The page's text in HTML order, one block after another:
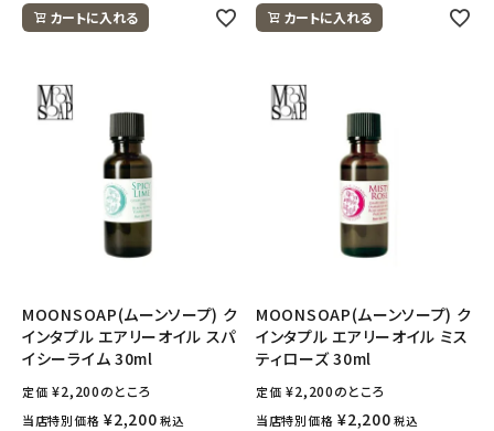
カートに入れる カートに入れる
MOONSOAP(ムーンソープ) ク
インタプル エアリーオイル スパ
イシーライム 30ml
定価 ¥2,200のところ
当店特別価格 ¥2,200 税込
MOONSOAP(ムーンソープ) ク
インタプル エアリーオイル ミス
ティローズ 30ml
定価 ¥2,200のところ
当店特別価格 ¥2,200 税込